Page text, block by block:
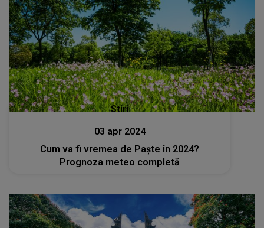
Stiri
03 apr 2024
Cum va fi vremea de Paște în 2024?
Prognoza meteo completă